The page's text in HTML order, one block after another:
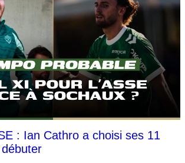
: Ian Cathro a choisi ses 11